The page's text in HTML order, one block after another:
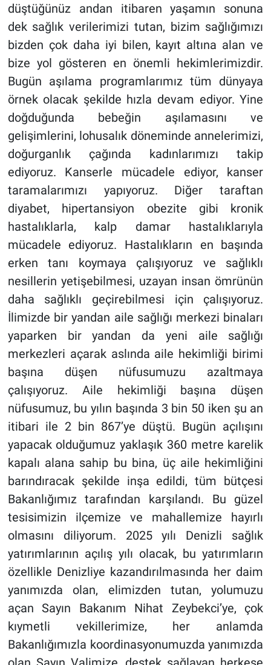
düştüğünüz andan itibaren yaşamın sonuna
dek sağlık verilerimizi tutan, bizim sağlığımızı
bizden çok daha iyi bilen, kayıt altına alan ve
bize yol gösteren en önemli hekimlerimizdir.
Bugün aşılama programlarımız tüm dünyaya
örnek olacak şekilde hızla devam ediyor. Yine
doğduğunda bebeğin aşılamasını ve
gelişimlerini, lohusalık döneminde annelerimizi,
doğurganlık çağında kadınlarımızı takip
ediyoruz. Kanserle mücadele ediyor, kanser
taramalarımızı yapıyoruz. Diğer taraftan
diyabet, hipertansiyon obezite gibi kronik
hastalıklarla, kalp damar hastalıklarıyla
mücadele ediyoruz. Hastalıkların en başında
erken tanı koymaya çalışıyoruz ve sağlıklı
nesillerin yetişebilmesi, uzayan insan ömrünün
daha sağlıklı geçirebilmesi için çalışıyoruz.
İlimizde bir yandan aile sağlığı merkezi binaları
yaparken bir yandan da yeni aile sağlığı
merkezleri açarak aslında aile hekimliği birimi
başına düşen nüfusumuzu azaltmaya
çalışıyoruz. Aile hekimliği başına düşen
nüfusumuz, bu yılın başında 3 bin 50 iken şu an
itibari ile 2 bin 867’ye düştü. Bugün açılışını
yapacak olduğumuz yaklaşık 360 metre karelik
kapalı alana sahip bu bina, üç aile hekimliğini
barındıracak şekilde inşa edildi, tüm bütçesi
Bakanlığımız tarafından karşılandı. Bu güzel
tesisimizin ilçemize ve mahallemize hayırlı
olmasını diliyorum. 2025 yılı Denizli sağlık
yatırımlarının açılış yılı olacak, bu yatırımların
özellikle Denizliye kazandırılmasında her daim
yanımızda olan, elimizden tutan, yolumuzu
açan Sayın Bakanım Nihat Zeybekci’ye, çok
kıymetli vekillerimize, her anlamda
Bakanlığımızla koordinasyonumuzda yanımızda